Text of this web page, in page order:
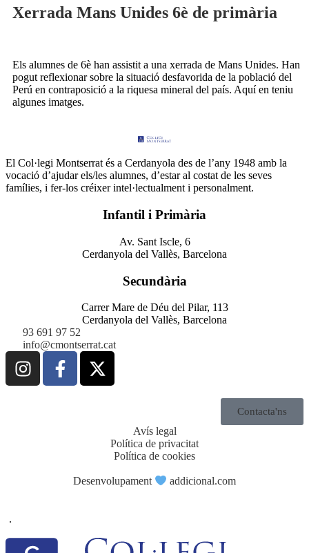
Xerrada Mans Unides 6è de primària
Els alumnes de 6è han assistit a una xerrada de Mans Unides. Han
pogut reflexionar sobre la situació desfavorida de la població del
Perú en contraposició a la riquesa mineral del país. Aquí en teniu
algunes imatges.
El Col·legi Montserrat és a Cerdanyola des de l’any 1948 amb la
vocació d’ajudar els/les alumnes, d’estar al costat de les seves
famílies, i fer-los créixer intel·lectualment i personalment.
Infantil i Primària
Av. Sant Iscle, 6
Cerdanyola del Vallès, Barcelona
Secundària
Carrer Mare de Déu del Pilar, 113
Cerdanyola del Vallès, Barcelona
93 691 97 52
info@cmontserrat.cat
Contacta'ns
Avís legal
Política de privacitat
Política de cookies
Desenvolupament addicional.com
.